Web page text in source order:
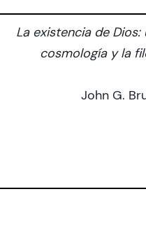
La existencia de
cosmología y la
John G.